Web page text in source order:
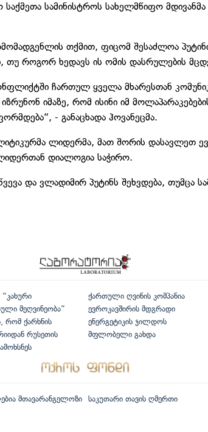
საქმეთა სამინისტროს სახელმწიფო
თქმით, ფიცომ შესაძლოა
თუ როგორ ხედავს ის ომის დასრულების
ჩართულ ყველა მხარესთან
იმაზე, რომ ისინი იმ
- განაცხადა ჰოვანეცმა.
ლიდერმა, მათ შორის დასავლეთ
დიალოგია საჭირო.
და ვლადიმირ პუტინს შეხვდება, თუმცა
“კახური
მეღვინეობა”
რომ ქარხნის
რუსეთის
ქართული ღვინის კომპანია
ევროკავშირის მდგრადი
ენერგეტიკის ჯილდოს
მფლობელი გახდა
მთავარანგელოზი საკუთარი თავის ღმერთი